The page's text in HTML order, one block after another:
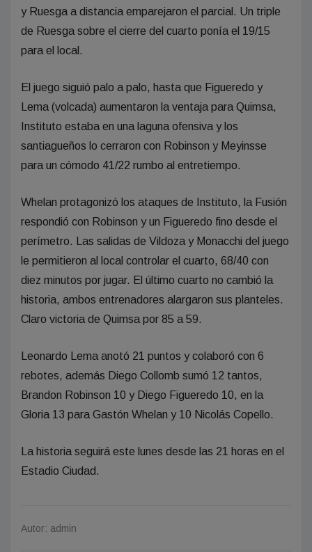
y Ruesga a distancia emparejaron el parcial. Un triple
de Ruesga sobre el cierre del cuarto ponía el 19/15
para el local.
El juego siguió palo a palo, hasta que Figueredo y
Lema (volcada) aumentaron la ventaja para Quimsa,
Instituto estaba en una laguna ofensiva y los
santiagueños lo cerraron con Robinson y Meyinsse
para un cómodo 41/22 rumbo al entretiempo.
Whelan protagonizó los ataques de Instituto, la Fusión
respondió con Robinson y un Figueredo fino desde el
perímetro. Las salidas de Vildoza y Monacchi del juego
le permitieron al local controlar el cuarto, 68/40 con
diez minutos por jugar. El último cuarto no cambió la
historia, ambos entrenadores alargaron sus planteles.
Claro victoria de Quimsa por 85 a 59.
Leonardo Lema anotó 21 puntos y colaboró con 6
rebotes, además Diego Collomb sumó 12 tantos,
Brandon Robinson 10 y Diego Figueredo 10, en la
Gloria 13 para Gastón Whelan y 10 Nicolás Copello.
La historia seguirá este lunes desde las 21 horas en el
Estadio Ciudad.
Autor: admin